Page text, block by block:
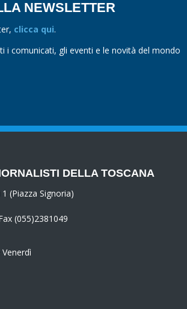
NEWSLETTER
clicca qui.
i comunicati, gli eventi e le novità del mondo
DELLA TOSCANA
(Piazza Signoria)
(055)2381049